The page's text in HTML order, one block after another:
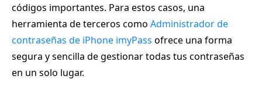
códigos importantes. Para estos casos, una
herramienta de terceros como Administrador de
contraseñas de iPhone imyPass ofrece una forma
segura y sencilla de gestionar todas tus contraseñas
en un solo lugar.